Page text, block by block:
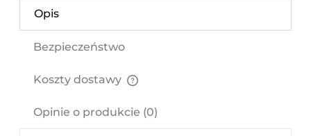
Opis
Bezpieczeństwo
Koszty dostawy
Opinie o produkcie (0)